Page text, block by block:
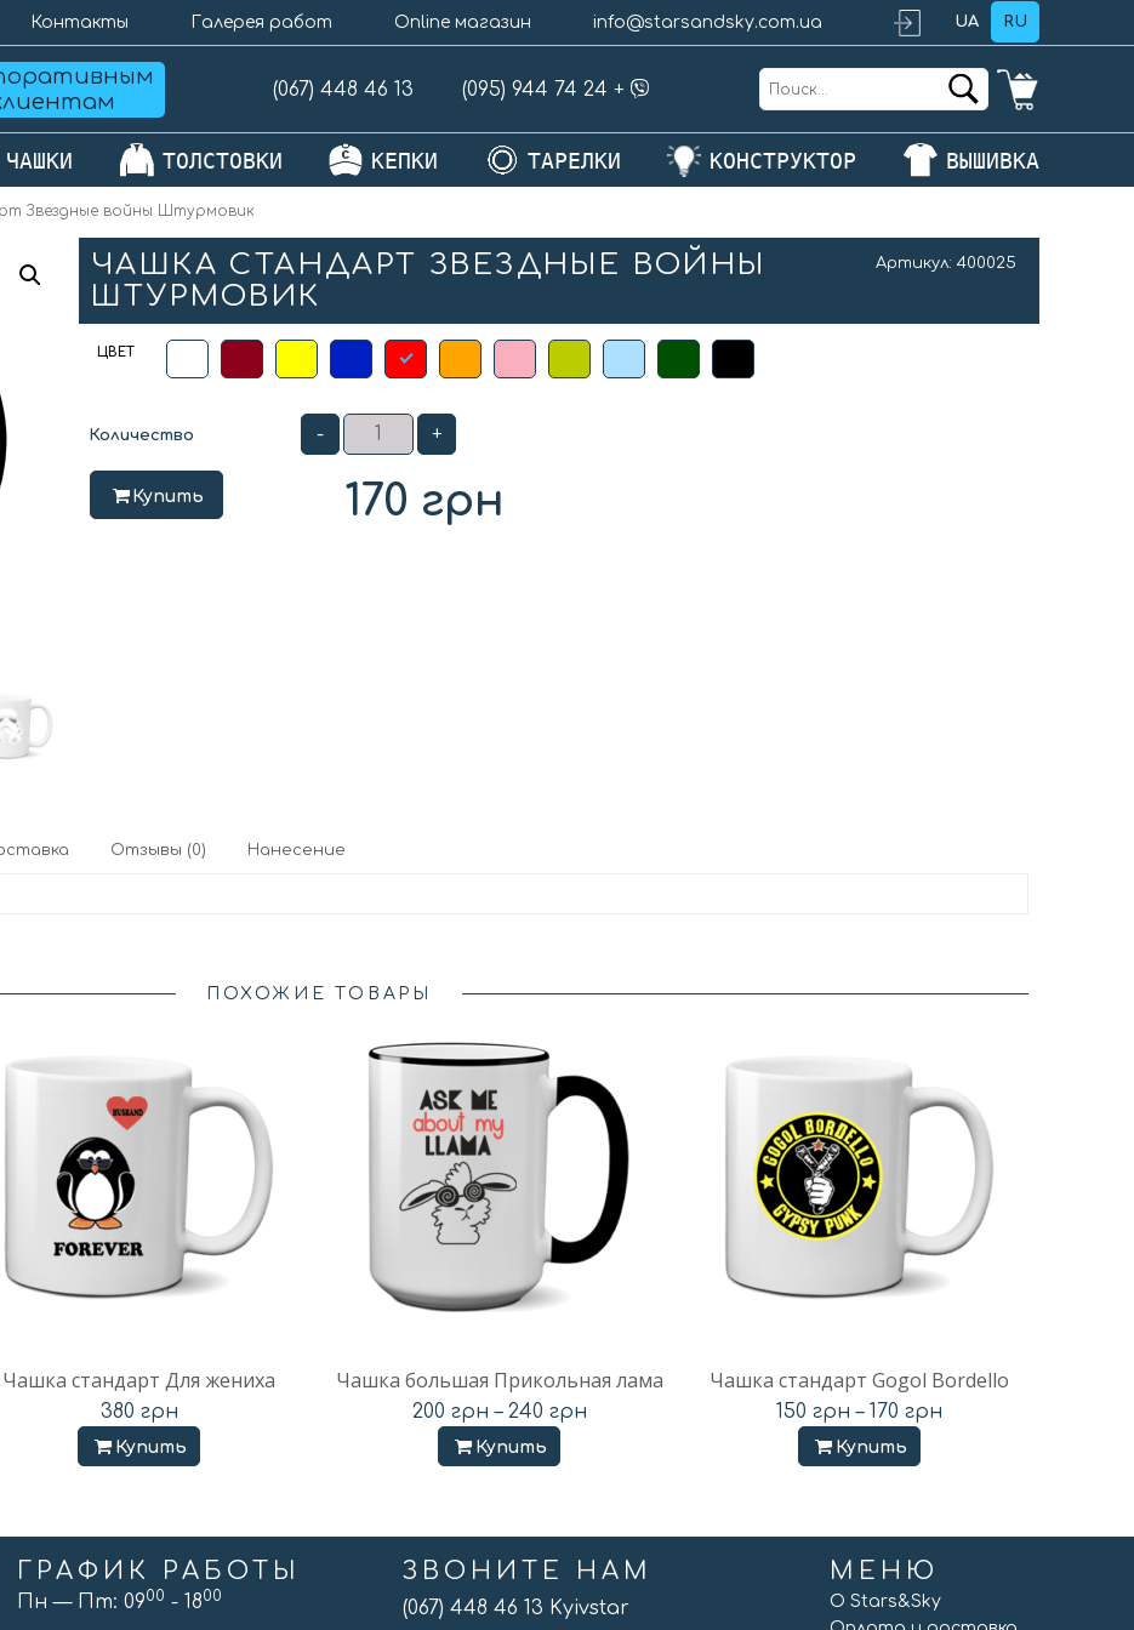
Контакты Галерея работ Online магазин info@starsandsky.com.ua UA RU
(067) 448 46 13 (095) 944 74 24 +
ЧАШКИ ТОЛСТОВКИ КЕПКИ ТАРЕЛКИ КОНСТРУКТОР ВЫШИВКА
Звездные войны Штурмовик
ЧАШКА СТАНДАРТ ЗВЕЗДНЫЕ ВОЙНЫ
ШТУРМОВИК
Артикул: 400025
ЦВЕТ
Количество - +
Купить 170 грн
Отзывы (0) Нанесение
ПОХОЖИЕ ТОВАРЫ
Чашка стандарт Для жениха
380 грн
Купить
Чашка большая Прикольная лама
200 грн – 240 грн
Купить
Чашка стандарт Gogol Bordello
150 грн – 170 грн
Купить
ГРАФИК РАБОТЫ
Пн — Пт: 0900 - 1800
ЗВОНИТЕ НАМ
(067) 448 46 13 Kyivstar
МЕНЮ
О Stars&Sky